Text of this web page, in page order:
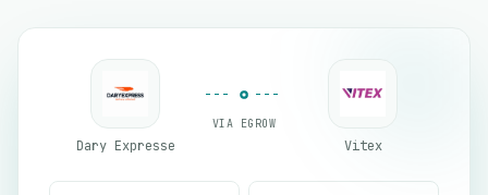
Dary Expresse
VIA EGROW
Vitex